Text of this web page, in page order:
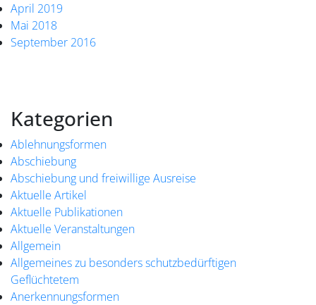
April 2019
Mai 2018
September 2016
Kategorien
Ablehnungsformen
Abschiebung
Abschiebung und freiwillige Ausreise
Aktuelle Artikel
Aktuelle Publikationen
Aktuelle Veranstaltungen
Allgemein
Allgemeines zu besonders schutzbedürftigen
Geflüchtetem
Anerkennungsformen